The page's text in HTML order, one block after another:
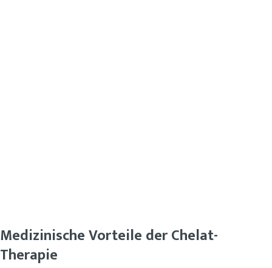
Medizinische Vorteile der Chelat-
Therapie